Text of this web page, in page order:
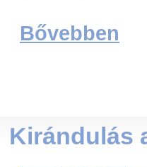
Bővebben
Kirándulás